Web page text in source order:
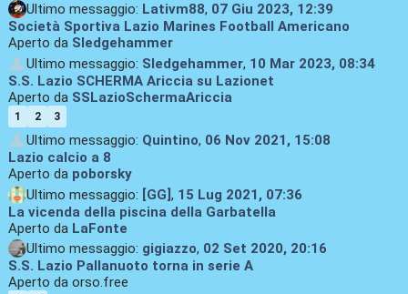
Ultimo messaggio: Lativm88, 07 Giu 2023, 12:39
Società Sportiva Lazio Marines Football Americano
Aperto da Sledgehammer
Ultimo messaggio: Sledgehammer, 10 Mar 2023, 08:34
S.S. Lazio SCHERMA Ariccia su Lazionet
Aperto da SSLazioSchermaAriccia
1 2 3
Ultimo messaggio: Quintino, 06 Nov 2021, 15:08
Lazio calcio a 8
Aperto da poborsky
Ultimo messaggio: [GG], 15 Lug 2021, 07:36
La vicenda della piscina della Garbatella
Aperto da LaFonte
Ultimo messaggio: gigiazzo, 02 Set 2020, 20:16
S.S. Lazio Pallanuoto torna in serie A
Aperto da orso.free